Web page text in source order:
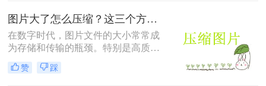
这些需求。
图片大了怎么压缩？这三个方法帮你轻松解决！
在数字时代，图片文件的大小常常成
为存储和传输的瓶颈。特别是高质量
的图片，其文件体积往往较大，不仅
占用大量存储空间，还会影响上传速
赞 踩